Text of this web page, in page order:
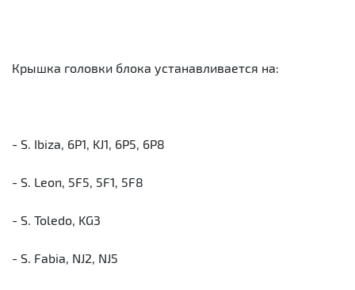
Крышка головки блока устанавливается на:
- S. Ibiza, 6P1, KJ1, 6P5, 6P8
- S. Leon, 5F5, 5F1, 5F8
- S. Toledo, KG3
- S. Fabia, NJ2, NJ5